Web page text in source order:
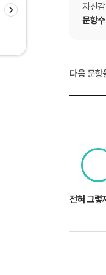
자신
문항
다음 문항
전혀 그렇